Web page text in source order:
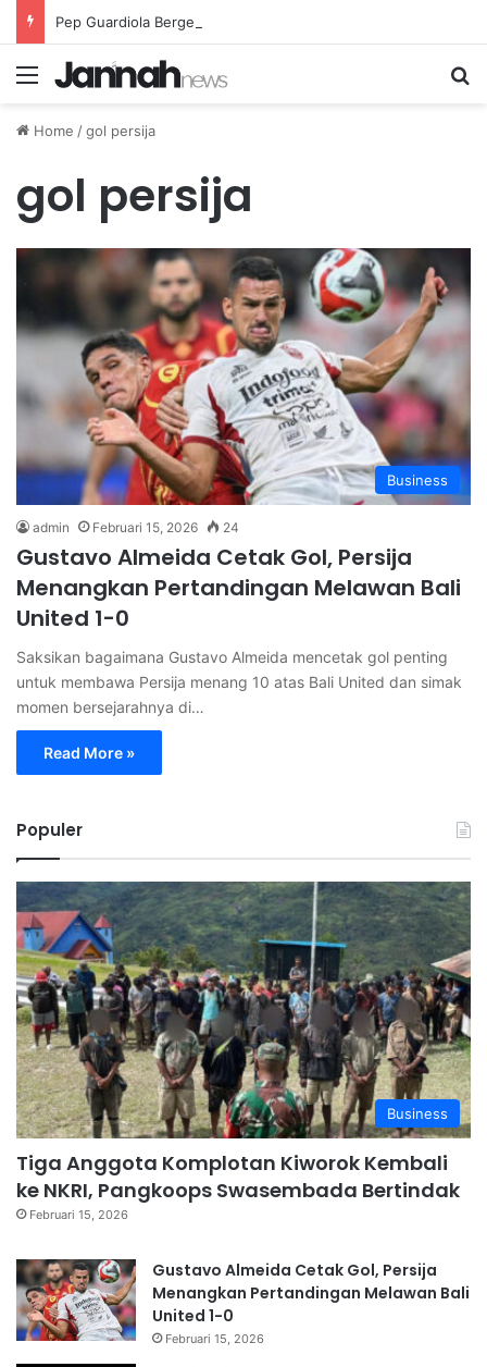
Menu
Home /gol persija
gol persija
Business
admin Februari 15, 2026 24
Gustavo Almeida Cetak Gol, Persija
Menangkan Pertandingan Melawan Bali
United 1-0
Saksikan bagaimana Gustavo Almeida mencetak gol penting
untuk membawa Persija menang 10 atas Bali United dan simak
momen bersejarahnya di…
Read More »
Populer
Business
Tiga Anggota Komplotan Kiworok Kembali
ke NKRI, Pangkoops Swasembada Bertindak
Februari 15, 2026
Gustavo Almeida Cetak Gol, Persija
Menangkan Pertandingan Melawan Bali
United 1-0
Februari 15, 2026